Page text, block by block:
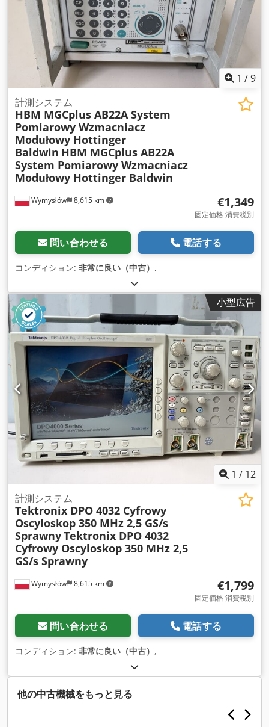
1 /9
Wymysłów 8,615 km
計測システム
HBM MGCplus AB22A System
Pomiarowy Wzmacniacz
Modułowy Hottinger
Baldwin HBM MGCplus AB22A
System Pomiarowy Wzmacniacz
Modułowy Hottinger Baldwin
€1,349
固定価格 消費税別
問い合わせる 電話する
コンディション: 非常に良い（中古） ,
小型広告
1 / 12
Wymysłów 8,615 km
計測システム
Tektronix DPO 4032 Cyfrowy
Oscyloskop 350 MHz 2,5 GS/s
SprawnyTektronix DPO 4032
Cyfrowy Oscyloskop 350 MHz 2,5
GS/s Sprawny
€1,799
固定価格 消費税別
問い合わせる 電話する
コンディション: 非常に良い（中古） ,
他の中古機械をもっと見る